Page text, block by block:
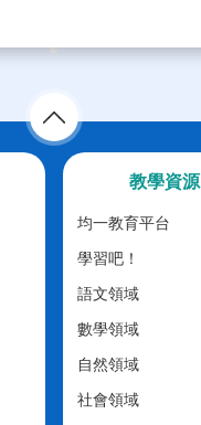
教學資源
均一教育平台
學習吧！
語文領域
數學領域
自然領域
社會領域